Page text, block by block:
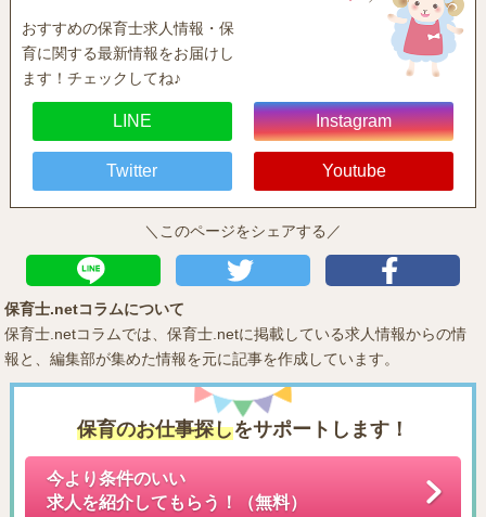
おすすめの保育士求人情報・保
育に関する最新情報をお届けし
ます！チェックしてね♪
LINE Instagram
Twitter Youtube
＼このページをシェアする／
保育士.netコラムについて
保育士.netコラムでは、保育士.netに掲載している求人情報からの情
報と、編集部が集めた情報を元に記事を作成しています。
保育のお仕事探しをサポートします！
今より条件のいい
求人を紹介してもらう！（無料）